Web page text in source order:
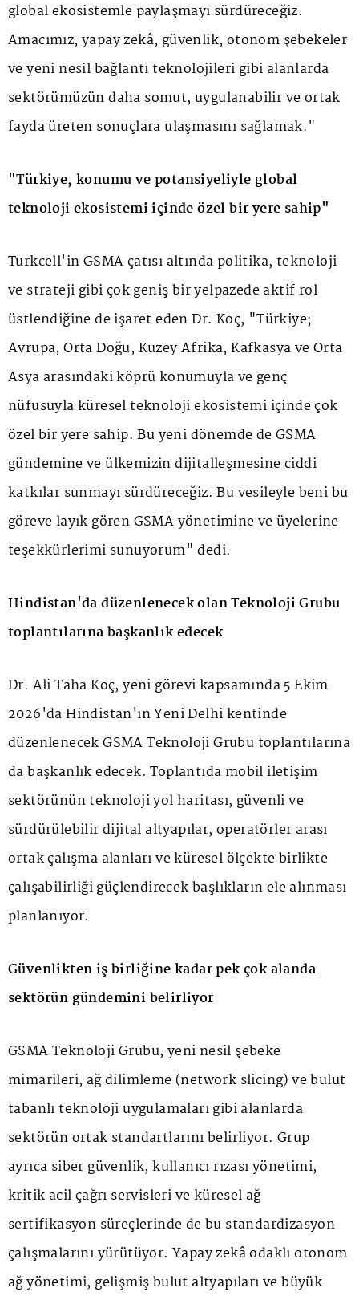
global ekosistemle paylaşmayı sürdüreceğiz.
Amacımız, yapay zekâ, güvenlik, otonom şebekeler
ve yeni nesil bağlantı teknolojileri gibi alanlarda
sektörümüzün daha somut, uygulanabilir ve ortak
fayda üreten sonuçlara ulaşmasını sağlamak."
"Türkiye, konumu ve potansiyeliyle global
teknoloji ekosistemi içinde özel bir yere sahip"
Turkcell'in GSMA çatısı altında politika, teknoloji
ve strateji gibi çok geniş bir yelpazede aktif rol
üstlendiğine de işaret eden Dr. Koç, "Türkiye;
Avrupa, Orta Doğu, Kuzey Afrika, Kafkasya ve Orta
Asya arasındaki köprü konumuyla ve genç
nüfusuyla küresel teknoloji ekosistemi içinde çok
özel bir yere sahip. Bu yeni dönemde de GSMA
gündemine ve ülkemizin dijitalleşmesine ciddi
katkılar sunmayı sürdüreceğiz. Bu vesileyle beni bu
göreve layık gören GSMA yönetimine ve üyelerine
teşekkürlerimi sunuyorum" dedi.
Hindistan'da düzenlenecek olan Teknoloji Grubu
toplantılarına başkanlık edecek
Dr. Ali Taha Koç, yeni görevi kapsamında 5 Ekim
2026'da Hindistan'ın Yeni Delhi kentinde
düzenlenecek GSMA Teknoloji Grubu toplantılarına
da başkanlık edecek. Toplantıda mobil iletişim
sektörünün teknoloji yol haritası, güvenli ve
sürdürülebilir dijital altyapılar, operatörler arası
ortak çalışma alanları ve küresel ölçekte birlikte
çalışabilirliği güçlendirecek başlıkların ele alınması
planlanıyor.
Güvenlikten iş birliğine kadar pek çok alanda
sektörün gündemini belirliyor
GSMA Teknoloji Grubu, yeni nesil şebeke
mimarileri, ağ dilimleme (network slicing) ve bulut
tabanlı teknoloji uygulamaları gibi alanlarda
sektörün ortak standartlarını belirliyor. Grup
ayrıca siber güvenlik, kullanıcı rızası yönetimi,
kritik acil çağrı servisleri ve küresel ağ
sertifikasyon süreçlerinde de bu standardizasyon
çalışmalarını yürütüyor. Yapay zekâ odaklı otonom
ağ yönetimi, gelişmiş bulut altyapıları ve büyük